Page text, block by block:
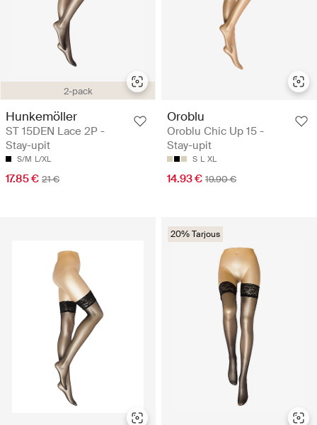
2-pack
Hunkemöller
ST 15DEN Lace 2P -
Stay-upit
S/M L/XL
17.85 € 21 €
Oroblu
Oroblu Chic Up 15 -
Stay-upit
S L XL
14.93 € 19.90 €
20% Tarjous